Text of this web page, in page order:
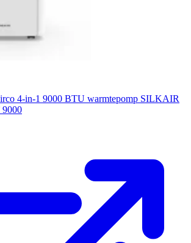
4-in-1 9000 BTU warmtepomp SILKAIR